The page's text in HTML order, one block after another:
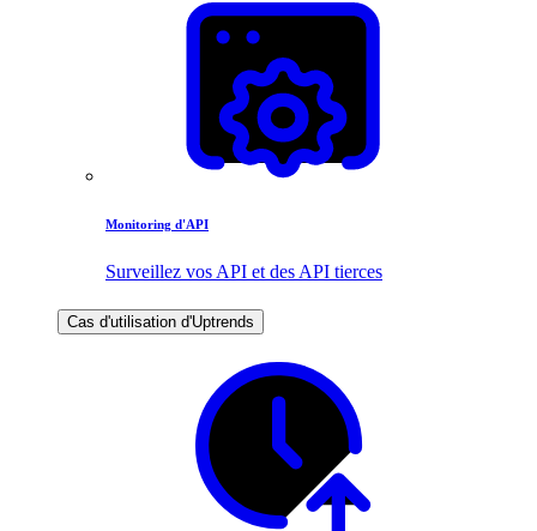
Monitoring d'API
Surveillez vos API et des API tierces
Cas d'utilisation d'Uptrends